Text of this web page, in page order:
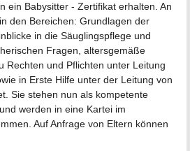
ein Babysitter - Zertifikat erhalten. An
den Bereichen: Grundlagen der
in die Säuglingspflege und
Fragen, altersgemäße
Rechten und Pflichten unter Leitung
in Erste Hilfe unter der Leitung von
Sie stehen nun als kompetente
werden in eine Kartei im
Auf Anfrage von Eltern können